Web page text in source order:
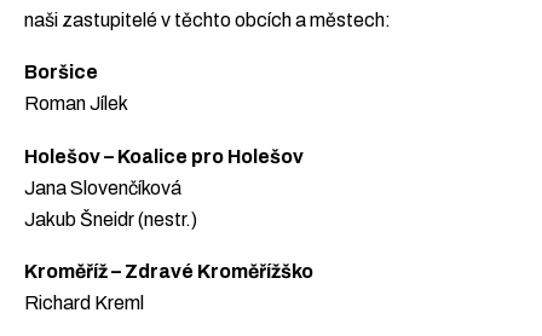
naši zastupitelé v těchto obcích a městech:
Boršice
Roman Jílek
Holešov – Koalice pro Holešov
Jana Slovenčíková
Jakub Šneidr (nestr.)
Kroměříž – Zdravé Kroměřížško
Richard Kreml